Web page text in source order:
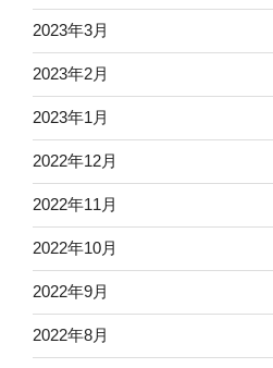
2023年3月
2023年2月
2023年1月
2022年12月
2022年11月
2022年10月
2022年9月
2022年8月